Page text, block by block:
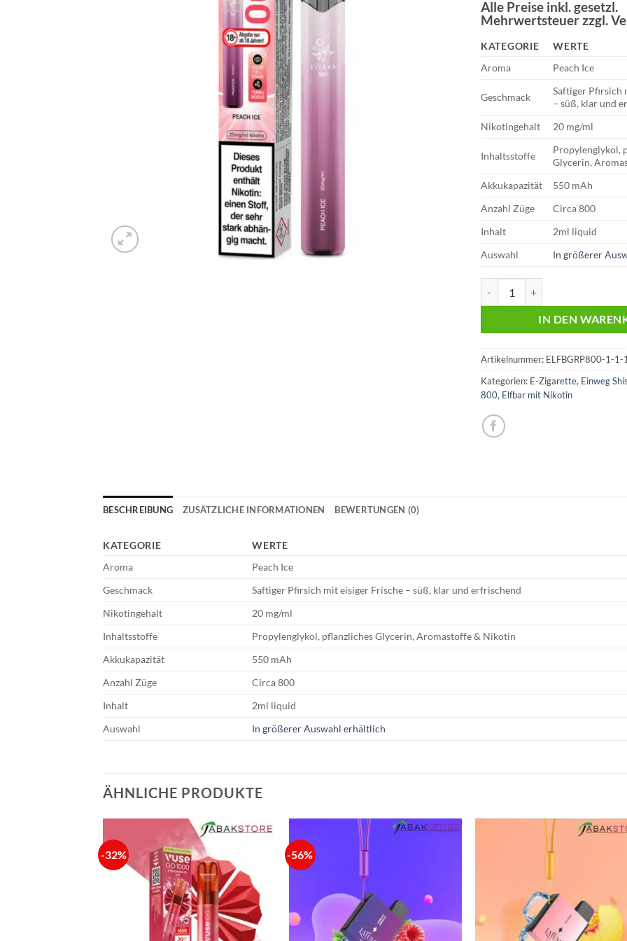
Preis
war:
€10,99
Preis
ist:
€5,49.
Alle Preise inkl. gesetzl.
Mehrwertsteuer zzgl.
KATEGORIE
WERTE
Aroma
Peach Ice
Geschmack
Saftiger Pfirsich
– süß, klar und
Nikotingehalt
20 mg/ml
Inhaltsstoffe
Propylenglykol,
Glycerin,
Akkukapazität
550 mAh
Anzahl Züge
Circa 800
Inhalt
2ml liquid
Auswahl
In größerer
IN DEN
Artikelnummer: ELFBGRP800-1-
Kategorien: E-Zigarette, Einweg
800, Elfbar mit Nikotin
BESCHREIBUNG ZUSÄTZLICHE INFORMATIONEN BEWERTUNGEN (0)
KATEGORIE
WERTE
Aroma
Peach Ice
Geschmack
Saftiger Pfirsich mit eisiger Frische – süß, klar und erfrischend
Nikotingehalt
20 mg/ml
Inhaltsstoffe
Propylenglykol, pflanzliches Glycerin, Aromastoffe & Nikotin
Akkukapazität
550 mAh
Anzahl Züge
Circa 800
Inhalt
2ml liquid
Auswahl
In größerer Auswahl erhältlich
ÄHNLICHE PRODUKTE
-32% -56%